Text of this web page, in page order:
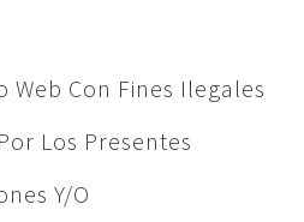
Web Con Fines Ilegales
Los Presentes
Y/o